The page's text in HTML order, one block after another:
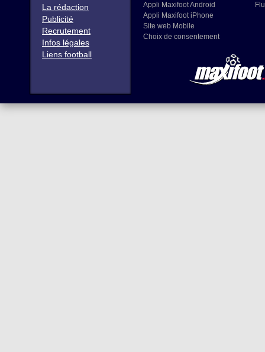
La rédaction
Publicité
Recrutement
Infos légales
Liens football
Appli Maxifoot Android
Appli Maxifoot iPhone
Site web Mobile
Choix de consentement